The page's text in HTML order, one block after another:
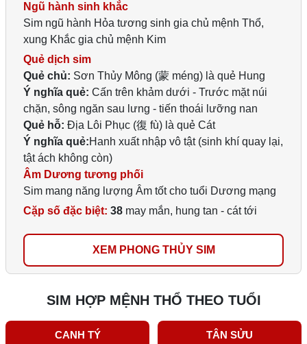
Ngũ hành sinh khắc
Sim ngũ hành Hỏa tương sinh gia chủ mệnh Thổ,
xung Khắc gia chủ mệnh Kim
Quẻ dịch sim
Quẻ chủ: Sơn Thủy Mông (蒙 méng) là quẻ Hung
Ý nghĩa quẻ: Cấn trên khảm dưới - Trước mặt núi
chặn, sông ngăn sau lưng - tiến thoái lưỡng nan
Quẻ hỗ: Địa Lôi Phục (復 fù) là quẻ Cát
Ý nghĩa quẻ:Hanh xuất nhập vô tật (sinh khí quay lại,
tật ách không còn)
Âm Dương tương phối
Sim mang năng lượng Âm tốt cho tuổi Dương mạng
Cặp số đặc biệt: 38 may mắn, hung tan - cát tới
XEM PHONG THỦY SIM
SIM HỢP MỆNH THỔ THEO TUỔI
CANH TÝ
TÂN SỬU